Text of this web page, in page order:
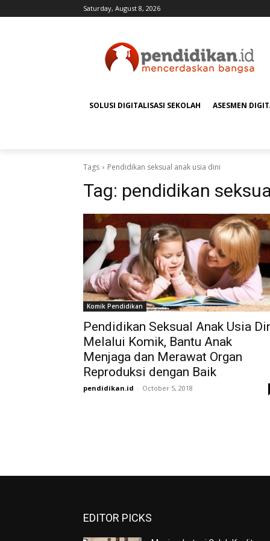
Saturday, August 8, 2026
SOLUSI DIGITALISASI SEKOLAH ASESMEN
Tags Pendidikan seksual anak usia dini
Tag: pendidikan
Komik Pendidikan
Pendidikan Seksual Anak Usia
Melalui Komik, Bantu Anak
Menjaga dan Merawat Organ
Reproduksi dengan Baik
pendidikan.id - October 5, 2018
EDITOR PICKS